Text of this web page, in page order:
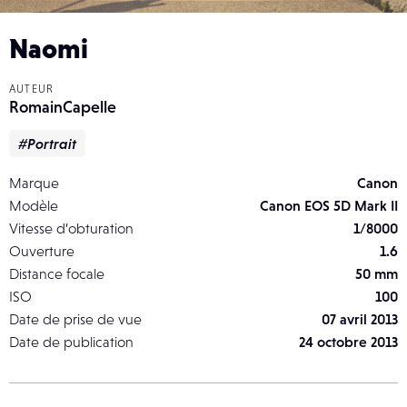
Naomi
AUTEUR
RomainCapelle
#Portrait
Marque
Canon
Modèle
Canon EOS 5D Mark II
Vitesse d’obturation
1/8000
Ouverture
1.6
Distance focale
50 mm
ISO
100
Date de prise de vue
07 avril 2013
Date de publication
24 octobre 2013